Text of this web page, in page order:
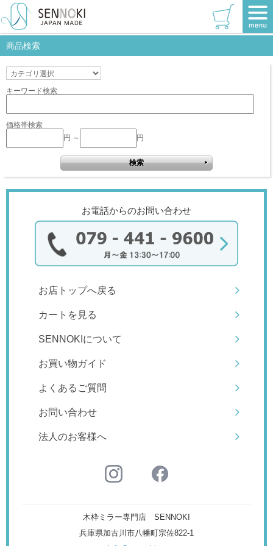
TOP >
該当商品はありません。
商品検索
キーワード検索
価格帯検索
円 ～
円
お電話からのお問い合わせ
お店トップへ戻る
カートを見る
SENNOKIについて
お買い物ガイド
よくあるご質問
お問い合わせ
法人のお客様へ
木枠ミラー専門店 SENNOKI
兵庫県加古川市八幡町宗佐822-1